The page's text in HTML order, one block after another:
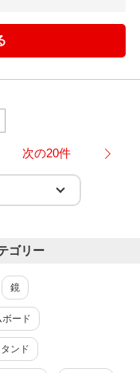
次の20件
ゴリー
鏡
ード
ンド